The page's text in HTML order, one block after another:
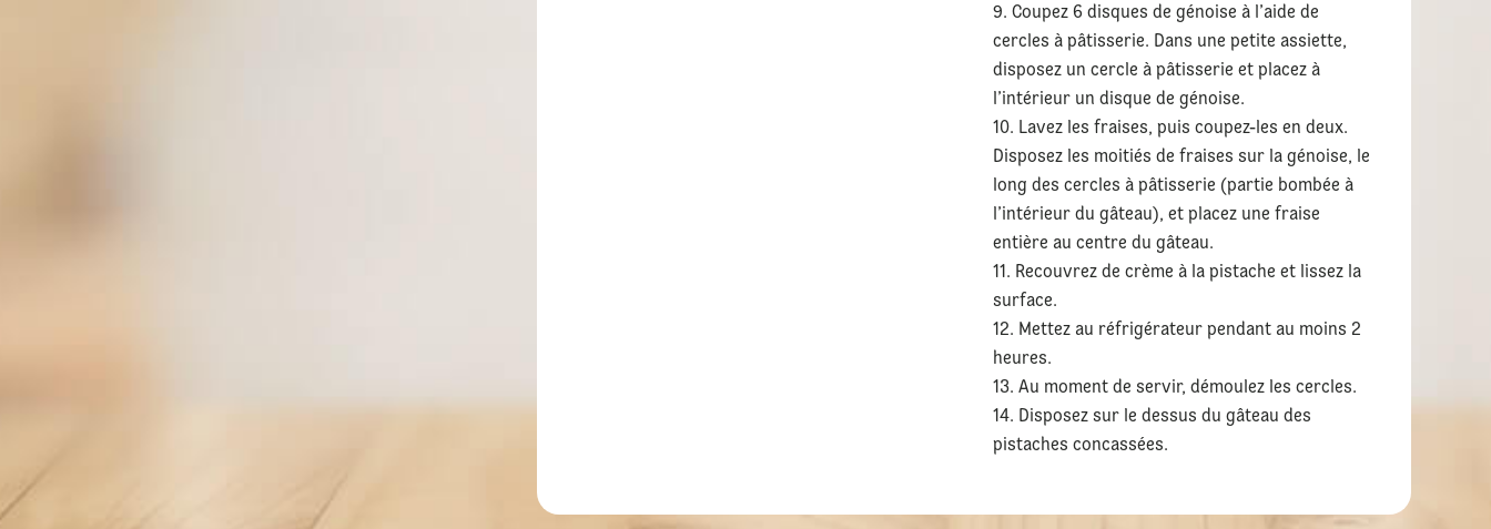
Coupez 6 disques de génoise à l’aide de
cercles à pâtisserie. Dans une petite assiette,
disposez un cercle à pâtisserie et placez à
l’intérieur un disque de génoise.
Lavez les fraises, puis coupez-les en deux.
Disposez les moitiés de fraises sur la génoise, le
long des cercles à pâtisserie (partie bombée à
l’intérieur du gâteau), et placez une fraise
entière au centre du gâteau.
Recouvrez de crème à la pistache et lissez la
surface.
Mettez au réfrigérateur pendant au moins 2
heures.
Au moment de servir, démoulez les cercles.
Disposez sur le dessus du gâteau des
pistaches concassées.